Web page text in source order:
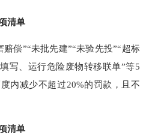
清单
赔偿”“未批先建”“未验先投”“超标
写、运行危险废物转移联单”等5
内减少不超过20%的罚款，且不
清单